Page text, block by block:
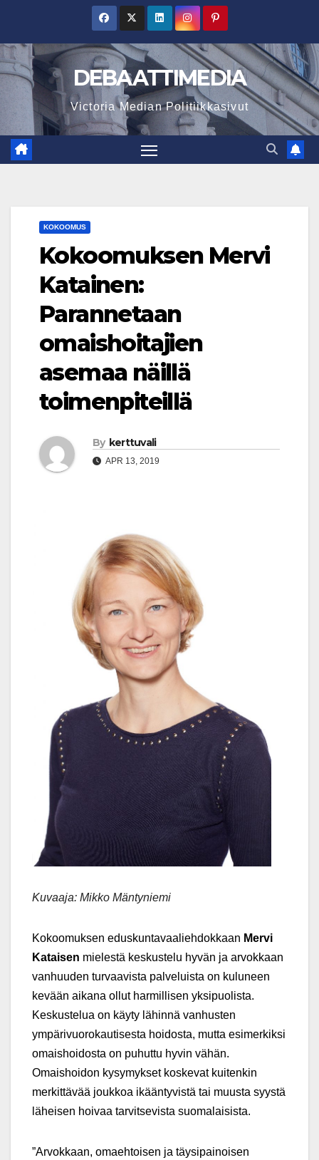
content
DEBAATTIMEDIA
Victoria Median Politiikkasivut
KOKOOMUS
Kokoomuksen Mervi
Katainen:
Parannetaan
omaishoitajien
asemaa näillä
toimenpiteillä
By kerttuvali
APR 13, 2019
Kuvaaja: Mikko Mäntyniemi
Kokoomuksen eduskuntavaaliehdokkaan Mervi
Kataisen mielestä keskustelu hyvän ja arvokkaan
vanhuuden turvaavista palveluista on kuluneen
kevään aikana ollut harmillisen yksipuolista.
Keskustelua on käyty lähinnä vanhusten
ympärivuorokautisesta hoidosta, mutta esimerkiksi
omaishoidosta on puhuttu hyvin vähän.
Omaishoidon kysymykset koskevat kuitenkin
merkittävää joukkoa ikääntyvistä tai muusta syystä
läheisen hoivaa tarvitsevista suomalaisista.
”Arvokkaan, omaehtoisen ja täysipainoisen